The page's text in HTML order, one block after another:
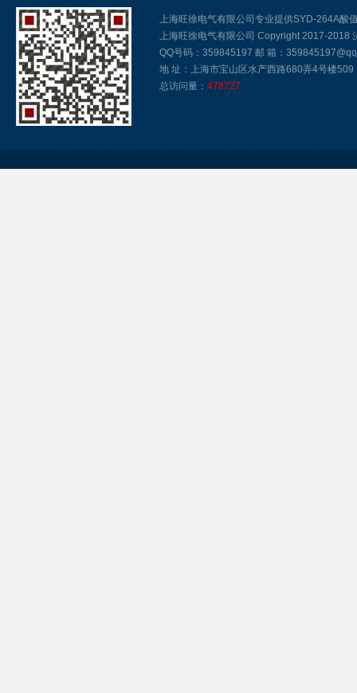
上海旺徐电气有限公司专业提供SYD-264A酸
上海旺徐电气有限公司 Copyright 2017-2018
QQ号码：359845197 邮 箱：
地 址：上海市宝山区水产西路680弄4号楼509
总访问量： 478727